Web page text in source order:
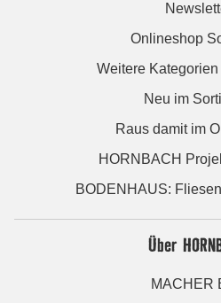
Onlineshop
Weitere
Neu im
Raus damit im
HORNBACH
BODENHAUS:
Über
MACHER